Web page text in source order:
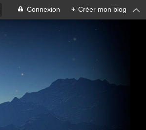
Connexion + Créer mon blog